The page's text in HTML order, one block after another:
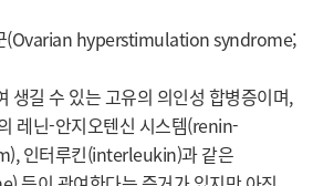
(Ovarian hyperstimulation syndrome;
생길 수 있는 고유의 의인성 합병증이며,
레닌-안지오텐신 시스템(renin-
인터루킨(interleukin)과 같은